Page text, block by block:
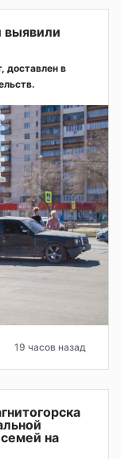
выявили
доставлен в
19 часов назад
на